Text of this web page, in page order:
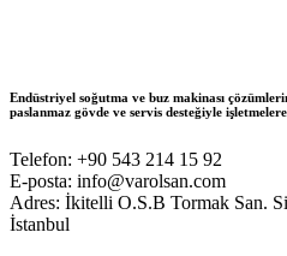
Endüstriyel soğutma ve buz makinası
paslanmaz gövde ve servis desteğiyle
Telefon: +90 543 214 15 92
E-posta: info@varolsan.com
Adres: İkitelli O.S.B Tormak San.
İstanbul